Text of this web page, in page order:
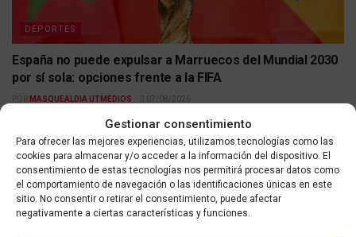
Gestionar consentimiento
Para ofrecer las mejores experiencias, utilizamos tecnologías como las
cookies para almacenar y/o acceder a la información del dispositivo. El
consentimiento de estas tecnologías nos permitirá procesar datos como
el comportamiento de navegación o las identificaciones únicas en este
sitio. No consentir o retirar el consentimiento, puede afectar
negativamente a ciertas características y funciones.
DEPORTES
España no puede expulsar a Marruecos del Mundial 2030
por sí sola: opciones frente a la FIFA
POR MASQUEALDIA UTMEDIOS 07/08/2026